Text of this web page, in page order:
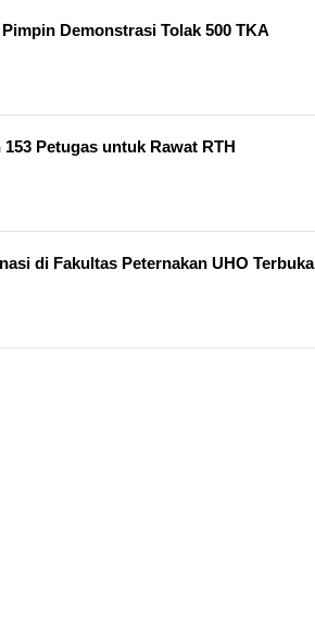
Demonstrasi Tolak 500 TKA
Petugas untuk Rawat RTH
di Fakultas Peternakan UHO Terbuka